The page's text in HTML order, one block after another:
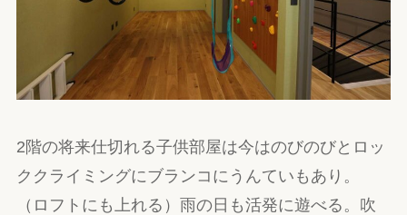
2階の将来仕切れる子供部屋は今はのびのびとロッ
ククライミングにブランコにうんていもあり。
（ロフトにも上れる）雨の日も活発に遊べる。吹